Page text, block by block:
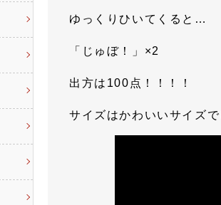
ゆっくりひいてくると…
「じゅぼ！」×2
出方は100点！！！！
サイズはかわいいサイズ